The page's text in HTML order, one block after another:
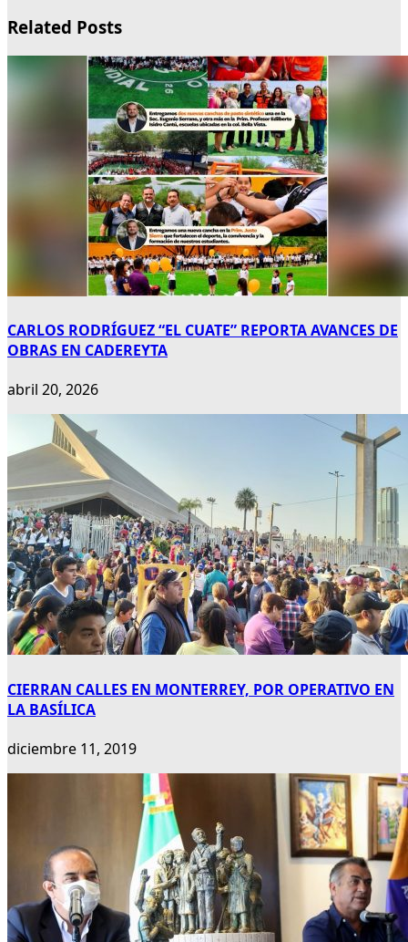
Related Posts
CARLOS RODRÍGUEZ “EL CUATE” REPORTA AVANCES DE
OBRAS EN CADEREYTA
abril 20, 2026
CIERRAN CALLES EN MONTERREY, POR OPERATIVO EN
LA BASÍLICA
diciembre 11, 2019